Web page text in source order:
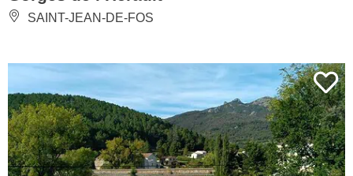
SAINT-JEAN-DE-FOS